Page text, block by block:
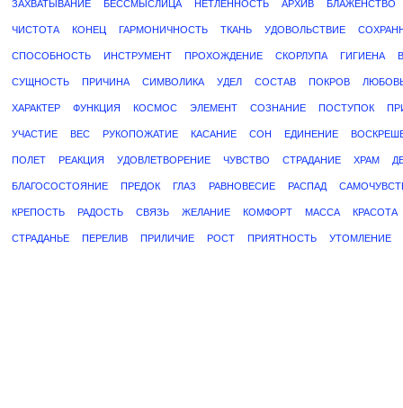
ЗАХВАТЫВАНИЕ БЕССМЫСЛИЦА НЕТЛЕННОСТЬ АРХИВ БЛАЖЕНСТВО
ЧИСТОТА КОНЕЦ ГАРМОНИЧНОСТЬ ТКАНЬ УДОВОЛЬСТВИЕ
СПОСОБНОСТЬ ИНСТРУМЕНТ ПРОХОЖДЕНИЕ СКОРЛУПА ГИГИЕНА
СУЩНОСТЬ ПРИЧИНА СИМВОЛИКА УДЕЛ СОСТАВ ПОКРОВ
ХАРАКТЕР ФУНКЦИЯ КОСМОС ЭЛЕМЕНТ СОЗНАНИЕ ПОСТУПОК
УЧАСТИЕ ВЕС РУКОПОЖАТИЕ КАСАНИЕ СОН ЕДИНЕНИЕ
ПОЛЕТ РЕАКЦИЯ УДОВЛЕТВОРЕНИЕ ЧУВСТВО СТРАДАНИЕ ХРАМ
БЛАГОСОСТОЯНИЕ ПРЕДОК ГЛАЗ РАВНОВЕСИЕ РАСПАД
КРЕПОСТЬ РАДОСТЬ СВЯЗЬ ЖЕЛАНИЕ КОМФОРТ МАССА КРАСОТА
СТРАДАНЬЕ ПЕРЕЛИВ ПРИЛИЧИЕ РОСТ ПРИЯТНОСТЬ УТОМЛЕНИЕ